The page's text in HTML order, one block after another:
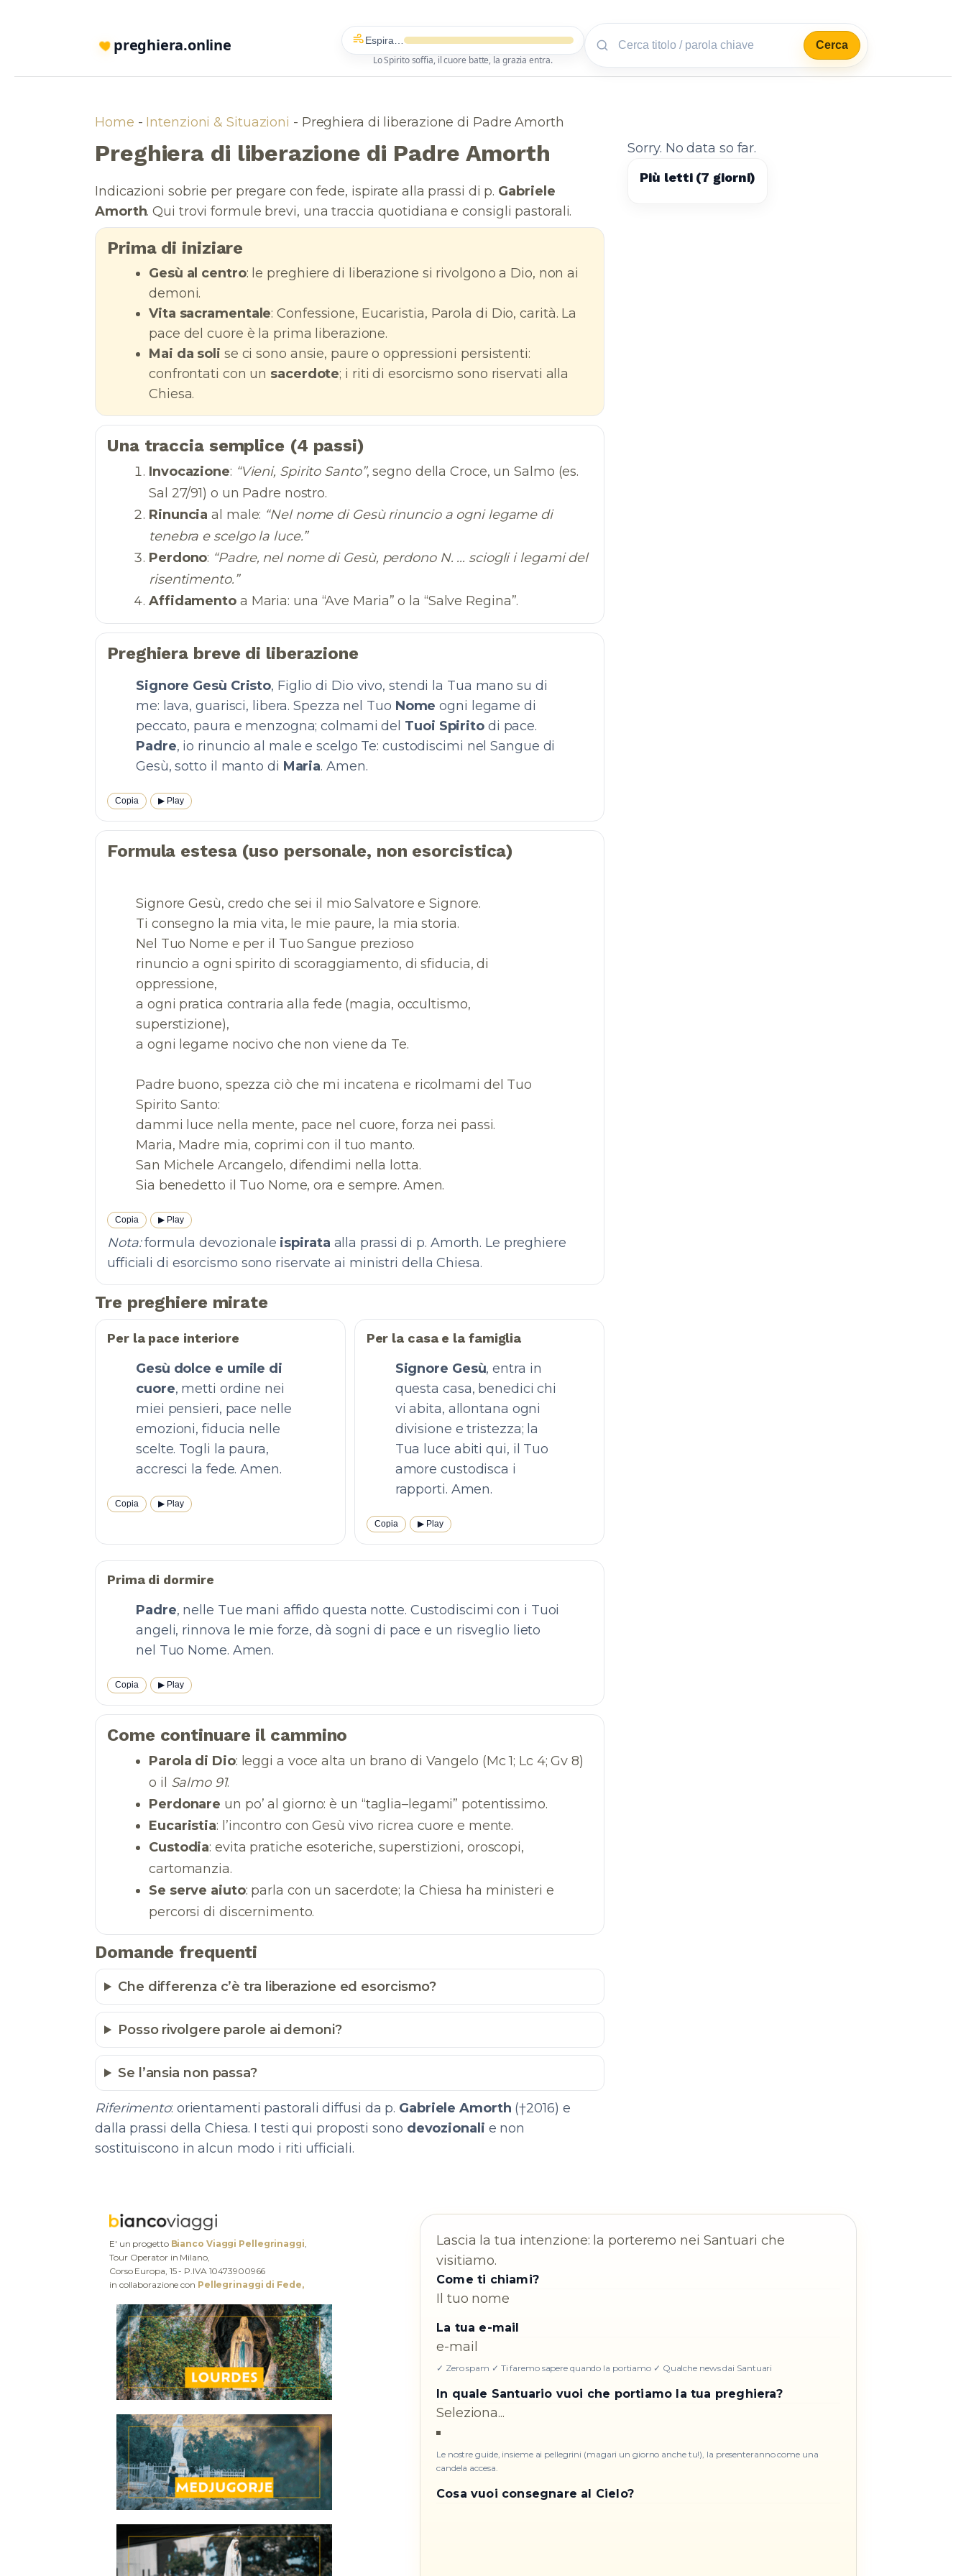
preghiera.online Espira…
Lo Spirito soffia, il cuore batte, la grazia entra.
Cerca
Home - Intenzioni & Situazioni - Preghiera di liberazione di Padre Amorth
Preghiera di liberazione di Padre Amorth
Indicazioni sobrie per pregare con fede, ispirate alla prassi di p. Gabriele
Amorth. Qui trovi formule brevi, una traccia quotidiana e consigli pastorali.
Prima di iniziare
Gesù al centro: le preghiere di liberazione si rivolgono a Dio, non ai
demoni.
Vita sacramentale: Confessione, Eucaristia, Parola di Dio, carità. La
pace del cuore è la prima liberazione.
Mai da soli se ci sono ansie, paure o oppressioni persistenti:
confrontati con un sacerdote; i riti di esorcismo sono riservati alla
Chiesa.
Una traccia semplice (4 passi)
Invocazione: “Vieni, Spirito Santo”, segno della Croce, un Salmo (es.
Sal 27/91) o un Padre nostro.
Rinuncia al male: “Nel nome di Gesù rinuncio a ogni legame di
tenebra e scelgo la luce.”
Perdono: “Padre, nel nome di Gesù, perdono N. ... sciogli i legami del
risentimento.”
Affidamentoa Maria: una “Ave Maria” o la “Salve Regina”.
Preghiera breve di liberazione
Signore Gesù Cristo, Figlio di Dio vivo, stendi la Tua mano su di
me: lava, guarisci, libera. Spezza nel Tuo Nome ogni legame di
peccato, paura e menzogna; colmami del Tuoi Spiritodi pace.
Padre, io rinuncio al male e scelgo Te: custodiscimi nel Sangue di
Gesù, sotto il manto di Maria. Amen.
Copia ▶︎ Play
Formula estesa (uso personale, non esorcistica)
Signore Gesù, credo che sei il mio Salvatore e Signore.
Ti consegno la mia vita, le mie paure, la mia storia.
Nel Tuo Nome e per il Tuo Sangue prezioso
rinuncio a ogni spirito di scoraggiamento, di sfiducia, di
oppressione,
a ogni pratica contraria alla fede (magia, occultismo,
superstizione),
a ogni legame nocivo che non viene da Te.
Padre buono, spezza ciò che mi incatena e ricolmami del Tuo
Spirito Santo:
dammi luce nella mente, pace nel cuore, forza nei passi.
Maria, Madre mia, coprimi con il tuo manto.
San Michele Arcangelo, difendimi nella lotta.
Copia ▶︎ Play
Nota:formula devozionale ispirata alla prassi di p. Amorth. Le preghiere
ufficiali di esorcismo sono riservate ai ministri della Chiesa.
Tre preghiere mirate
Per la pace interiore
Gesù dolce e umile di
cuore, metti ordine nei
miei pensieri, pace nelle
emozioni, fiducia nelle
scelte. Togli la paura,
accresci la fede. Amen.
Copia ▶︎ Play
Per la casa e la famiglia
Signore Gesù, entra in
questa casa, benedici chi
vi abita, allontana ogni
divisione e tristezza; la
Tua luce abiti qui, il Tuo
amore custodisca i
rapporti. Amen.
Copia ▶︎ Play
Prima di dormire
Padre, nelle Tue mani affido questa notte. Custodiscimi con i Tuoi
angeli, rinnova le mie forze, dà sogni di pace e un risveglio lieto
nel Tuo Nome. Amen.
Copia ▶︎ Play
Come continuare il cammino
Parola di Dio: leggi a voce alta un brano di Vangelo (Mc 1; Lc 4; Gv 8)
o il Salmo 91.
Perdonare un po’ al giorno: è un “taglia–legami” potentissimo.
Eucaristia: l’incontro con Gesù vivo ricrea cuore e mente.
Custodia: evita pratiche esoteriche, superstizioni, oroscopi,
cartomanzia.
Se serve aiuto: parla con un sacerdote; la Chiesa ha ministeri e
percorsi di discernimento.
Domande frequenti
Che differenza c’è tra liberazione ed esorcismo?
Posso rivolgere parole ai demoni?
Se l’ansia non passa?
Riferimento: orientamenti pastorali diffusi da p. Gabriele Amorth (†2016) e
dalla prassi della Chiesa. I testi qui proposti sono devozionali e non
sostituiscono in alcun modo i riti ufficiali.
Sorry. No data so far.
Più letti (7 giorni)
E' un progetto Bianco Viaggi Pellegrinaggi
Tour Operator in Milano,
Corso Europa, 15 - P.IVA 10473900966
in collaborazione con Pellegrinaggi di Fede,
Lascia la tua intenzione: la porteremo nei Santuari che
visitiamo.
Come ti chiami?
La tua e-mail
✓ Zero spam ✓ Ti faremo sapere quando la portiamo ✓ Qualche news dai Santuari
In quale Santuario vuoi che portiamo la tua preghiera?
Le nostre guide, insieme ai pellegrini (magari un giorno anche tu!), la presenteranno come una
candela accesa.
Cosa vuoi consegnare al Cielo?